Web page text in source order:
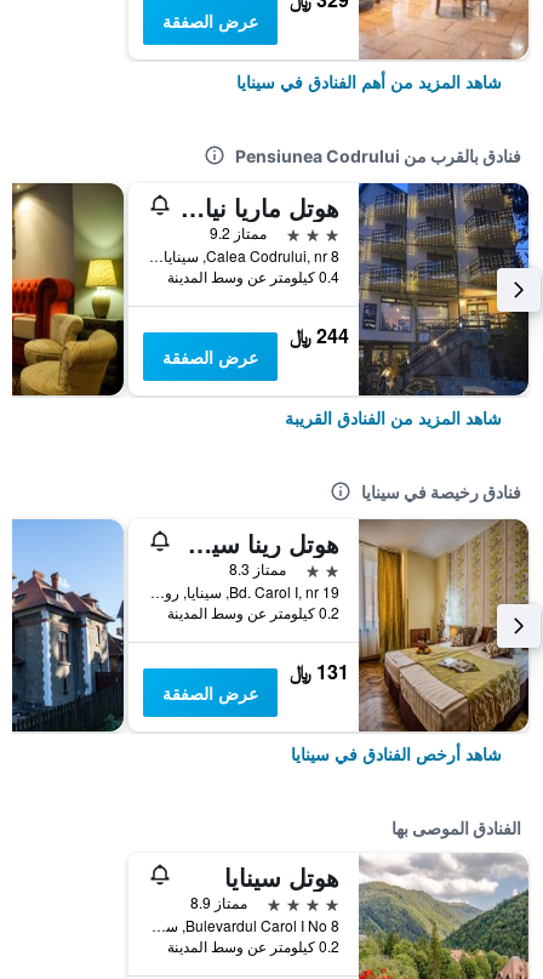
عرض الصفقة
شاهد المزيد من أهم الفنادق في سينايا
فنادق بالقرب من Pensiunea Codrului
هوتل ماريا نياجرا
3 نجوم
ممتاز 9.2
Calea Codrului, nr 8, سينايا, رومانيا
0.4 كيلومتر عن وسط المدينة
244 ﷼
عرض الصفقة
شاهد المزيد من الفنادق القريبة
فنادق رخيصة في سينايا
هوتل رينا سيربول
2 نجمتين
ممتاز 8.3
Bd. Carol I, nr 19, سينايا, رومانيا
0.2 كيلومتر عن وسط المدينة
131 ﷼
عرض الصفقة
شاهد أرخص الفنادق في سينايا
الفنادق الموصى بها
هوتل سينايا
4 نجوم
ممتاز 8.9
Bulevardul Carol I No 8, سينايا, رومانيا
0.2 كيلومتر عن وسط المدينة